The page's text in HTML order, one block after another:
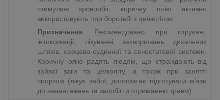
стимулює кровообіг, коричну олію активно
використовують при боротьбі з целюлітом.
Призначення. Рекомендовано при отруєнні,
інтоксикації, лікуванні захворювань дихальних
шляхів, серцево-судинної та сечостатевої системи.
Коричну олію радять людям, що страждають від
зайвої ваги та целюліту, а також при занятті
спортом (лікує забої, допомагає підготувати м'язи
до навантажень та запобігти отриманню травм).